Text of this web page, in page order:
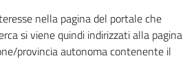
nella pagina del portale che
si viene quindi indirizzati alla pagina
provincia autonoma contenente il